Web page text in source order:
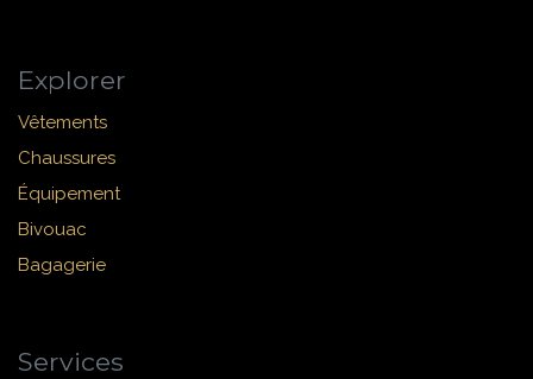
Explorer
Vêtements
Chaussures
Équipement
Bivouac
Bagagerie
Services